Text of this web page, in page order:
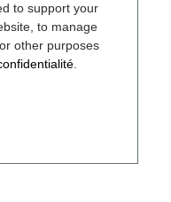
to support your
to manage
other purposes
.